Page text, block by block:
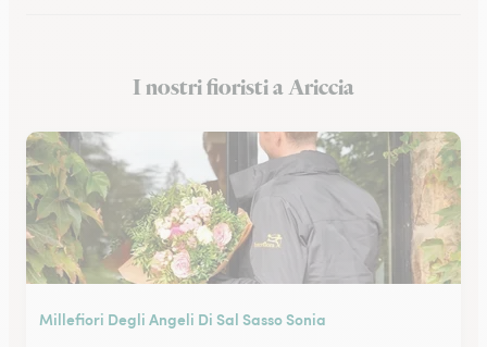
Fioristi a AnzioI nostri fioristi a Ariccia
Millefiori Degli Angeli Di Sal Sasso Sonia